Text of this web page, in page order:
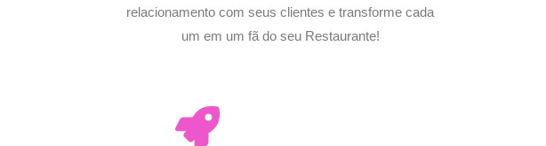
relacionamento com seus clientes e transforme cada
um em um fã do seu Restaurante!